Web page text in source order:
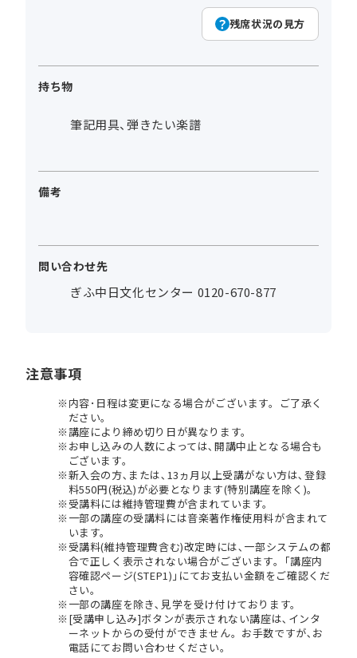
残席状況の見方
持ち物
筆記用具、弾きたい楽譜
備考
問い合わせ先
ぎふ中日文化センター 0120-670-877
注意事項
内容･日程は変更になる場合がございます。ご了承く
ださい。
講座により締め切り日が異なります。
お申し込みの人数によっては､開講中止となる場合も
ございます。
新入会の方､または､13ヵ月以上受講がない方は､登録
料550円(税込)が必要となります(特別講座を除く)。
受講料には維持管理費が含まれています。
一部の講座の受講料には音楽著作権使用料が含まれて
います。
受講料(維持管理費含む)改定時には､一部システムの都
合で正しく表示されない場合がございます。｢講座内
容確認ページ(STEP1)｣にてお支払い金額をご確認くだ
さい。
一部の講座を除き､見学を受け付けております。
[受講申し込み]ボタンが表示されない講座は､インタ
ーネットからの受付ができません。お手数ですが､お
電話にてお問い合わせください。